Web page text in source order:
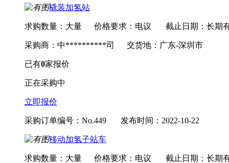
橇装加氢站
求购数量：大量 价格要求：电议 截止日期：长期
采购商：中**********司 交货地：广东-深圳市
已有0家报价
正在采购中
立即报价
采购订单编号：No.449 发布时间：2022-10-22
移动加氢子站车
求购数量：大量 价格要求：电议 截止日期：长期